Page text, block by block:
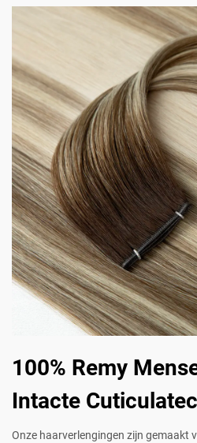
100% Remy
Intacte
Onze haarverlengingen zijn gemaakt